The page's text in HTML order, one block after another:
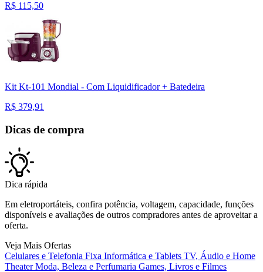
R$ 115,50
Kit Kt-101 Mondial - Com Liquidificador + Batedeira
R$ 379,91
Dicas de compra
Dica rápida
Em eletroportáteis, confira potência, voltagem, capacidade, funções
disponíveis e avaliações de outros compradores antes de aproveitar a
oferta.
Veja Mais Ofertas
Celulares e Telefonia Fixa Informática e Tablets TV, Áudio e Home
TheaterModa, Beleza e Perfumaria Games, Livros e Filmes